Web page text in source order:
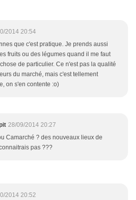
2014 20:54
que c'est pratique. Je prends aussi
fruits ou des légumes quand il me faut
de particulier. Ce n'est pas la qualité
du marché, mais c'est tellement
on s'en contente :o)
28/09/2014 20:27
Camarché ? des nouveaux lieux de
pas ???
2014 20:52